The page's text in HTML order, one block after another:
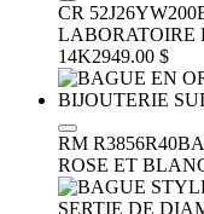
CR 52J26YW200
LABORATOIRE
14K2949.00 $
RM R3856R40
ROSE ET